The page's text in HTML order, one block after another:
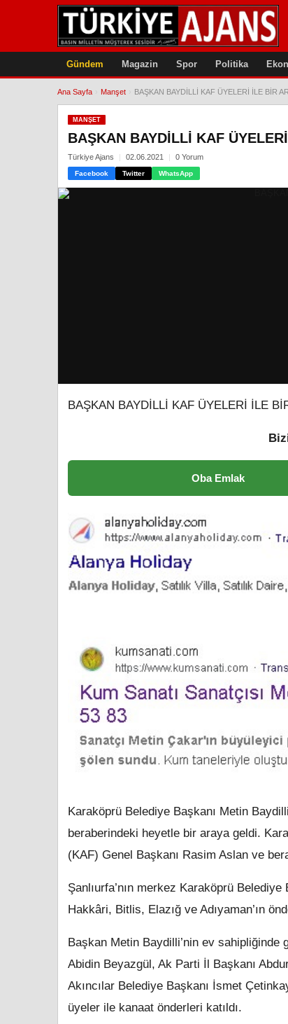
Gündem Magazin Spor Politika
Ana Sayfa Manşet BAŞKAN BAYDİLLİ KAF ÜYELERİ İLE BİR
MANŞET
BAŞKAN BAYDİLLİ KAF
Türkiye Ajans 02.06.2021 0 Yorum
Facebook Twitter WhatsApp
BAŞKAN BAYDİLLİ KAF ÜYELERİ İLE
Oba Emlak
Karaköprü Belediye Başkanı Metin
beraberindeki heyetle bir araya geldi.
(KAF) Genel Başkanı Rasim Aslan ve
Şanlıurfa’nın merkez Karaköprü
Hakkâri, Bitlis, Elazığ ve Adıyaman’ın
Başkan Metin Baydilli’nin ev sahipliğinde
Abidin Beyazgül, Ak Parti İl Başkanı
Akıncılar Belediye Başkanı İsmet
üyeler ile kanaat önderleri katıldı.